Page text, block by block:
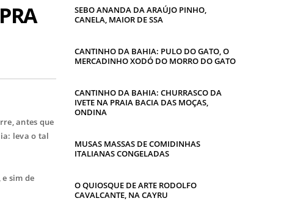
antes que
leva o tal
sim de
SEBO ANANDA DA ARAÚJO PINHO,
CANELA, MAIOR DE SSA
CANTINHO DA BAHIA: PULO DO GATO, O
MERCADINHO XODÓ DO MORRO DO GATO
CANTINHO DA BAHIA: CHURRASCO DA
IVETE NA PRAIA BACIA DAS MOÇAS,
ONDINA
MUSAS MASSAS DE COMIDINHAS
ITALIANAS CONGELADAS
O QUIOSQUE DE ARTE RODOLFO
CAVALCANTE, NA CAYRU